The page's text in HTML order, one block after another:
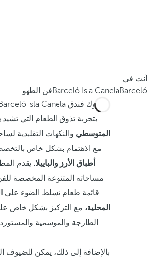
أنت في
Barceló
Barceló Isla Canelaفن الطهو
بتجربة تذوق الطعام التي تشيد
المتوسطي والنكهات التقليدية
مع الاهتمام بشكل خاص
أطباق الأرز والباييلا. يقدم
مساحاته المتنوعة المخصصة
قائمة طعام تسلط الضوء على
المحلية، مع التركيز بشكل خاص
الطازجة والموسمية
بالإضافة إلى ذلك، يمكن للضيوف